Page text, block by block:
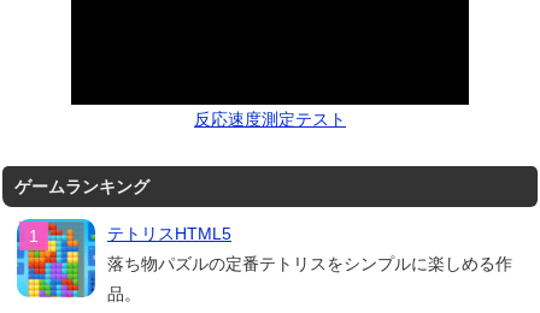
反応速度測定テスト
ゲームランキング
テトリスHTML5
落ち物パズルの定番テトリスをシンプルに楽しめる作
品。